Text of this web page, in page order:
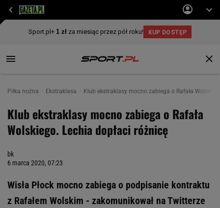
Piłka nożna Ekstraklasa Klub ekstraklasy mocno zabiega o Rafała
Klub ekstraklasy mocno zabiega o Rafała
Wolskiego. Lechia dopłaci różnicę
bk
6 marca 2020, 07:23
Wisła Płock mocno zabiega o podpisanie kontraktu
z Rafałem Wolskim - zakomunikował na Twitterze